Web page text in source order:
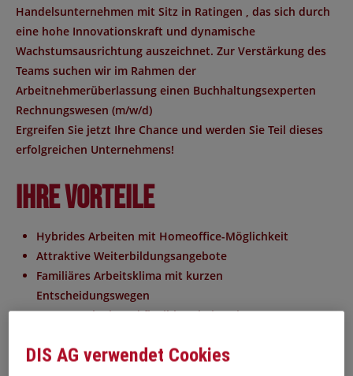
Handelsunternehmen mit Sitz in Ratingen , das sich durch
eine hohe Innovationskraft und dynamische
Wachstumsausrichtung auszeichnet. Zur Verstärkung des
Teams suchen wir im Rahmen der
Arbeitnehmerüberlassung einen Buchhaltungsexperten
Rechnungswesen (m/w/d)
Ergreifen Sie jetzt Ihre Chance und werden Sie Teil dieses
erfolgreichen Unternehmens!
Ihre Vorteile
Hybrides Arbeiten mit Homeoffice-Möglichkeit
Attraktive Weiterbildungsangebote
Familiäres Arbeitsklima mit kurzen
Entscheidungswegen
30 Tage Urlaub und flexible Arbeitszeiten
Arbeitsplätze
DIS AG verwendet Cookies